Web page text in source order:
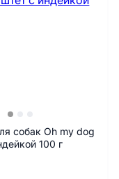
собак Oh my dog
100 г